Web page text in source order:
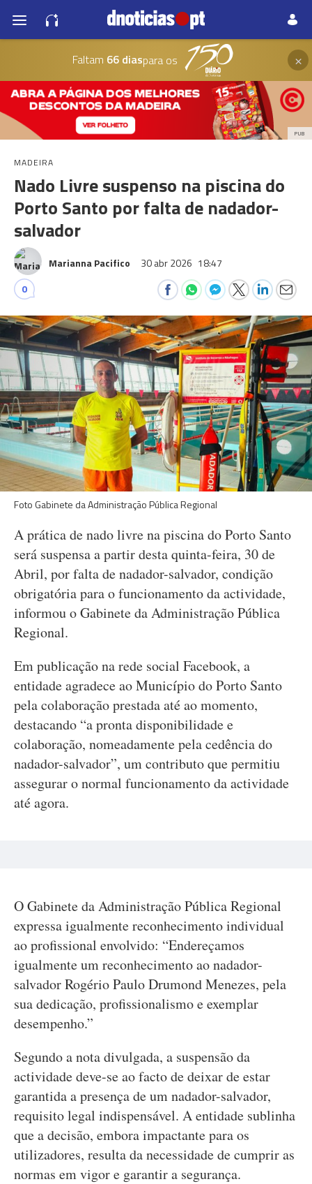
Faltam 66 diaspara os ×
PUB
MADEIRA
Nado Livre suspenso na piscina do
Porto Santo por falta de nadador-
salvador
Marianna Pacifico 30 abr 2026 18:47
0
Foto Gabinete da Administração Pública Regional
A prática de nado livre na piscina do Porto Santo
será suspensa a partir desta quinta-feira, 30 de
Abril, por falta de nadador-salvador, condição
obrigatória para o funcionamento da actividade,
informou o Gabinete da Administração Pública
Regional.
Em publicação na rede social Facebook, a
entidade agradece ao Município do Porto Santo
pela colaboração prestada até ao momento,
destacando “a pronta disponibilidade e
colaboração, nomeadamente pela cedência do
nadador-salvador”, um contributo que permitiu
assegurar o normal funcionamento da actividade
até agora.
O Gabinete da Administração Pública Regional
expressa igualmente reconhecimento individual
ao profissional envolvido: “Endereçamos
igualmente um reconhecimento ao nadador-
salvador Rogério Paulo Drumond Menezes, pela
sua dedicação, profissionalismo e exemplar
desempenho.”
Segundo a nota divulgada, a suspensão da
actividade deve-se ao facto de deixar de estar
garantida a presença de um nadador-salvador,
requisito legal indispensável. A entidade sublinha
que a decisão, embora impactante para os
utilizadores, resulta da necessidade de cumprir as
normas em vigor e garantir a segurança.